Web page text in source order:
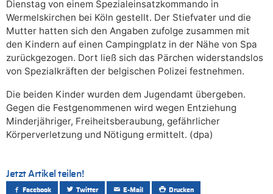
Dienstag von einem Spezialeinsatzkommando in
Wermelskirchen bei Köln gestellt. Der Stiefvater und die
Mutter hatten sich den Angaben zufolge zusammen mit
den Kindern auf einen Campingplatz in der Nähe von Spa
zurückgezogen. Dort ließ sich das Pärchen widerstandslos
von Spezialkräften der belgischen Polizei festnehmen.
Die beiden Kinder wurden dem Jugendamt übergeben.
Gegen die Festgenommenen wird wegen Entziehung
Minderjähriger, Freiheitsberaubung, gefährlicher
Körperverletzung und Nötigung ermittelt. (dpa)
Jetzt Artikel teilen!
Facebook Twitter E-Mail Drucken